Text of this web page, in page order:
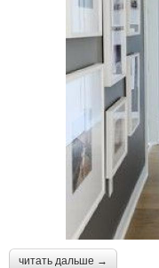
читать дальше →